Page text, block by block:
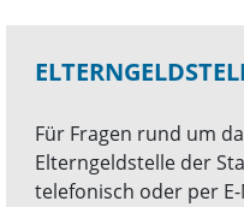
Für Fragen rund um
Elterngeldstelle der
telefonisch oder per